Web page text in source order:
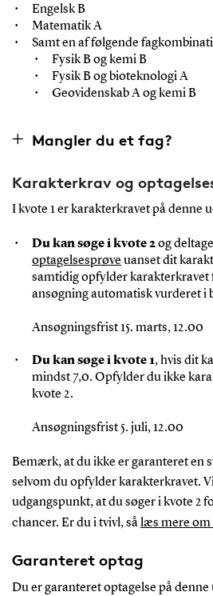
Engelsk B
Matematik A
Samt en af følgende
Fysik B og kemi B
Fysik B og bioteknologi A
Geovidenskab A og kemi B
Mangler du et fag?
Karakterkrav og
I kvote 1 er karakterkravet på denne
Du kan søge i kvote 2og
optagelsesprøve uanset dit
samtidig opfylder karakterkravet
ansøgning automatisk vurderet i
Ansøgningsfrist 15. marts, 12.00
Du kan søge i kvote 1, hvis dit
mindst 7,0. Opfylder du ikke
kvote 2.
Ansøgningsfrist 5. juli, 12.00
Bemærk, at du ikke er garanteret en
selvom du opfylder karakterkravet.
udgangspunkt, at du søger i kvote 2
chancer. Er du i tvivl, sålæs mere om
Garanteret optag
Du er garanteret optagelse på denne